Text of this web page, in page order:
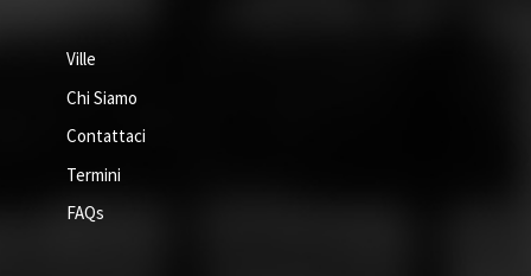
Ville
Chi Siamo
Contattaci
Termini
FAQs